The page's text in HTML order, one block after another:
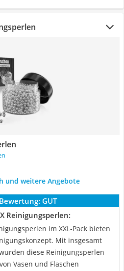
und weitere Angebote
GUT
Reinigungsperlen:
im XXL-Pack bieten
Mit insgesamt
diese Reinigungsperlen
Vasen und Flaschen